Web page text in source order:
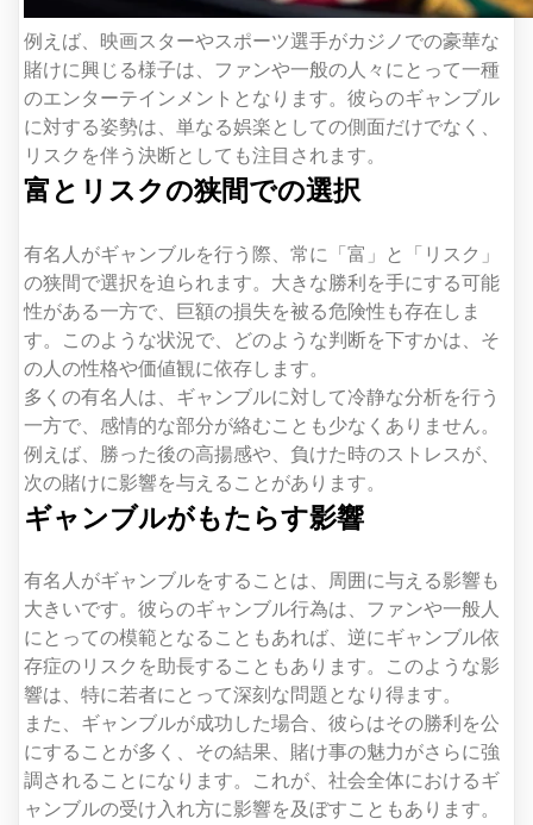
例えば、映画スターやスポーツ選手がカジノでの豪華な
賭けに興じる様子は、ファンや一般の人々にとって一種
のエンターテインメントとなります。彼らのギャンブル
に対する姿勢は、単なる娯楽としての側面だけでなく、
リスクを伴う決断としても注目されます。
富とリスクの狭間での選択
有名人がギャンブルを行う際、常に「富」と「リスク」
の狭間で選択を迫られます。大きな勝利を手にする可能
性がある一方で、巨額の損失を被る危険性も存在しま
す。このような状況で、どのような判断を下すかは、そ
の人の性格や価値観に依存します。
多くの有名人は、ギャンブルに対して冷静な分析を行う
一方で、感情的な部分が絡むことも少なくありません。
例えば、勝った後の高揚感や、負けた時のストレスが、
次の賭けに影響を与えることがあります。
ギャンブルがもたらす影響
有名人がギャンブルをすることは、周囲に与える影響も
大きいです。彼らのギャンブル行為は、ファンや一般人
にとっての模範となることもあれば、逆にギャンブル依
存症のリスクを助長することもあります。このような影
響は、特に若者にとって深刻な問題となり得ます。
また、ギャンブルが成功した場合、彼らはその勝利を公
にすることが多く、その結果、賭け事の魅力がさらに強
調されることになります。これが、社会全体におけるギ
ャンブルの受け入れ方に影響を及ぼすこともあります。